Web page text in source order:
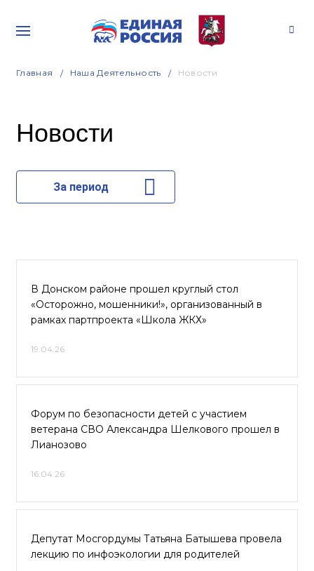
Главная Наша Деятельность Новости
Новости
За период
В Донском районе прошел круглый стол
«Осторожно, мошенники!», организованный в
рамках партпроекта «Школа ЖКХ»
19.04.26
Форум по безопасности детей с участием
ветерана СВО Александра Шелкового прошел в
Лианозово
16.04.26
Депутат Мосгордумы Татьяна Батышева провела
лекцию по инфоэкологии для родителей